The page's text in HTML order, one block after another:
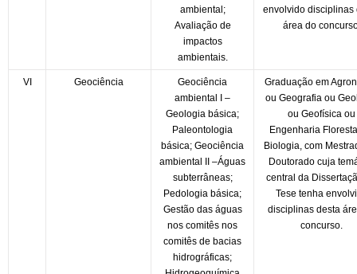
ambiental;
Avaliação de
impactos
ambientais.
envolvido disciplinas
área do
VI Geociência
Geociência
ambiental I –
Geologia básica;
Paleontologia
básica; Geociência
ambiental II –Águas
subterrâneas;
Pedologia básica;
Gestão das águas
nos comitês nos
comitês de bacias
hidrográficas;
Graduação em
ou Geografia ou
ou Geofísica ou
Engenharia
Biologia, com
Doutorado cuja
central da
Tese tenha
disciplinas desta
concurso.